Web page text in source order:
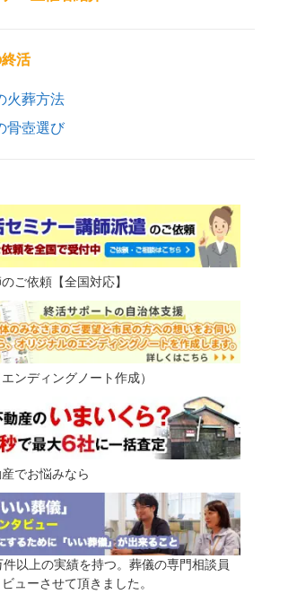
活
火葬方法
骨壺選び
ご依頼【全国対応】
ンディングノート作成）
でお悩みなら
件以上の実績を持つ。葬儀の専門相談員
ューさせて頂きました。